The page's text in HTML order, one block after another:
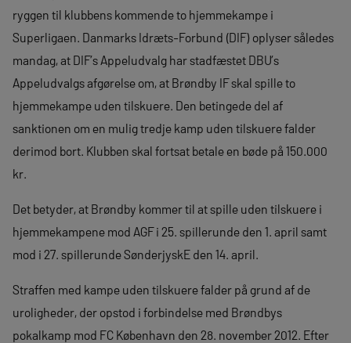
ryggen til klubbens kommende to hjemmekampe i
Superligaen. Danmarks Idræts-Forbund (DIF) oplyser således
mandag, at DIF’s Appeludvalg har stadfæstet DBU’s
Appeludvalgs afgørelse om, at Brøndby IF skal spille to
hjemmekampe uden tilskuere. Den betingede del af
sanktionen om en mulig tredje kamp uden tilskuere falder
derimod bort. Klubben skal fortsat betale en bøde på 150.000
kr.
Det betyder, at Brøndby kommer til at spille uden tilskuere i
hjemmekampene mod AGF i 25. spillerunde den 1. april samt
mod i 27. spillerunde SønderjyskE den 14. april.
Straffen med kampe uden tilskuere falder på grund af de
uroligheder, der opstod i forbindelse med Brøndbys
pokalkamp mod FC København den 28. november 2012. Efter